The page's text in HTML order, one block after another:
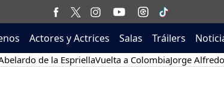
Actores y Actrices Salas Tráilers
de la EspriellaVuelta a ColombiaJorge